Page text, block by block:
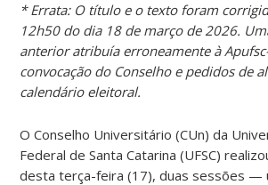
* Errata: O título e o texto foram
12h50 do dia 18 de março de 2026.
anterior atribuía erroneamente à
convocação do Conselho e pedidos de
calendário eleitoral.
O Conselho Universitário (CUn) da
Federal de Santa Catarina (UFSC)
desta terça-feira (17), duas sessões —